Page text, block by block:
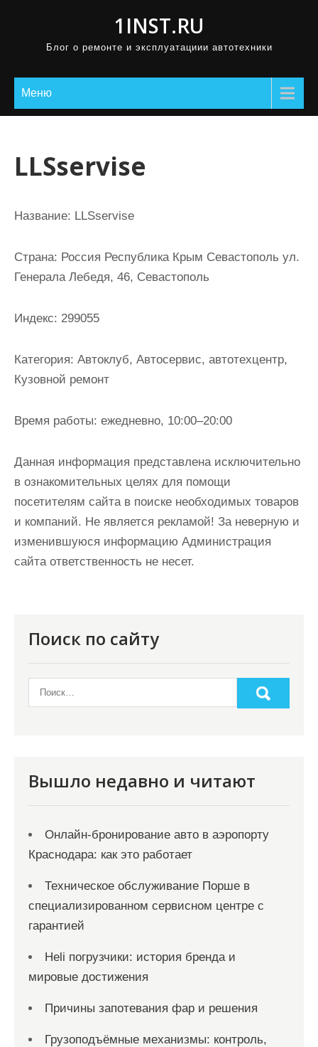
1INST.RU
Блог о ремонте и эксплуатациии автотехники
Меню
LLSservise
Название: LLSservise
Страна: Россия Республика Крым Севастополь ул.
Генерала Лебедя, 46, Севастополь
Индекс: 299055
Категория: Автоклуб, Автосервис, автотехцентр,
Кузовной ремонт
Время работы: ежедневно, 10:00–20:00
Данная информация представлена исключительно
в ознакомительных целях для помощи
посетителям сайта в поиске необходимых товаров
и компаний. Не является рекламой! За неверную и
изменившуюся информацию Администрация
сайта ответственность не несет.
Поиск по сайту
Вышло недавно и читают
Онлайн‑бронирование авто в аэропорту
Краснодара: как это работает
Техническое обслуживание Порше в
специализированном сервисном центре с
гарантией
Heli погрузчики: история бренда и
мировые достижения
Причины запотевания фар и решения
Грузоподъёмные механизмы: контроль,